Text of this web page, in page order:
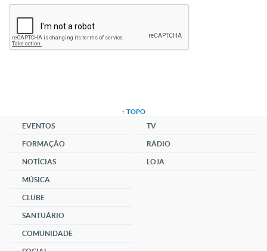
↑ TOPO
EVENTOS
FORMAÇÃO
NOTÍCIAS
MÚSICA
CLUBE
SANTUÁRIO
COMUNIDADE
TV
RÁDIO
LOJA